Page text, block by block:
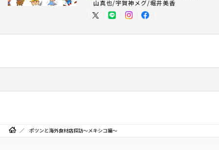
山真也/宇賀神メグ/堀井美香
ポツンと海外食材店探訪～メキシコ編～